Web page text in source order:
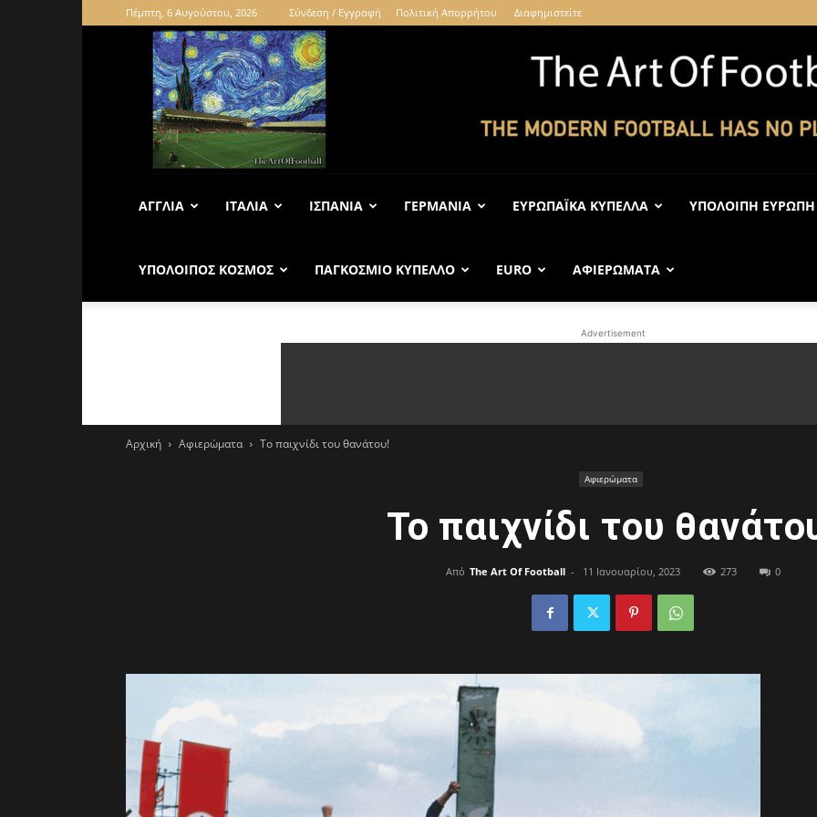
Πέμπτη, 6 Αυγούστου, 2026 Σύνδεση / Εγγραφή Πολιτική Απορρήτου Διαφημιστείτε
of
ΑΓΓΛΊΑ ΙΤΑΛΊΑ ΙΣΠΑΝΊΑ ΓΕΡΜΑΝΊΑ ΕΥΡΩΠΑΪΚΆ ΚΎΠΕΛΛΑ ΥΠΌΛΟΙΠΗ ΕΥΡΏΠΗ
ΥΠΌΛΟΙΠΟΣ ΚΌΣΜΟΣ ΠΑΓΚΌΣΜΙΟ ΚΎΠΕΛΛΟ EURO ΑΦΙΕΡΏΜΑΤΑ
Advertisement
Αρχική Αφιερώματα Το παιχνίδι του θανάτου!
Αφιερώματα
Το παιχνίδι του
Από The Art Of Football - 11 Ιανουαρίου, 2023 273 0